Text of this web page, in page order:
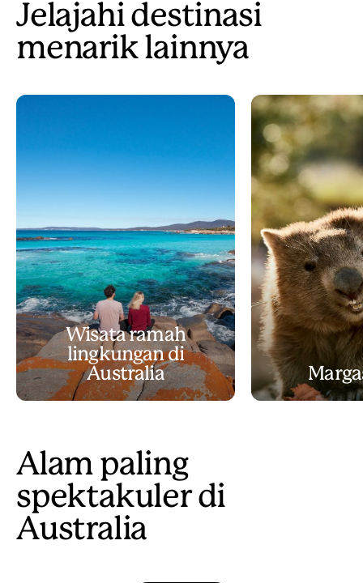
Jelajahi destinasi
menarik lainnya
Wisata ramah
lingkungan di
Australia
Alam paling
spektakuler di
Australia